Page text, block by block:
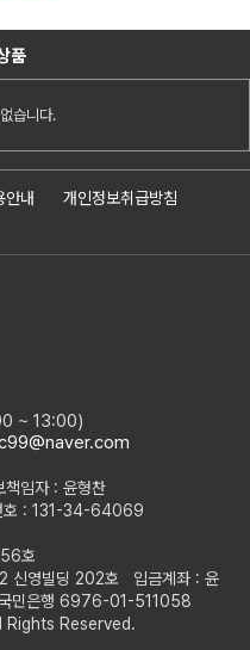
품
습니다.
안내
개인정보취급방침
~ 13:00)
임자 : 윤형찬
호 : 131-34-64069
호
신영빌딩 202호 입금계좌 : 윤
민은행 6976-01-511058
Rights Reserved.